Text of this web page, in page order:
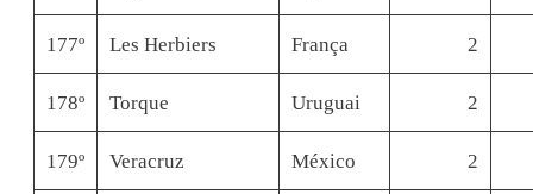
177º Les Herbiers França 2
178º Torque Uruguai 2
179º Veracruz México 2